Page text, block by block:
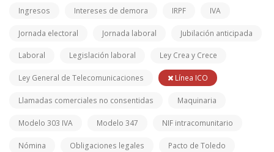
Ingresos Intereses de demora IRPF IVA
Jornada electoral Jornada laboral Jubilación anticipada
Laboral Legislación laboral Ley Crea y Crece
Ley General de Telecomunicaciones Línea ICO
Llamadas comerciales no consentidas Maquinaria
Modelo 303 IVA Modelo 347 NIF intracomunitario
Nómina Obligaciones legales Pacto de Toledo